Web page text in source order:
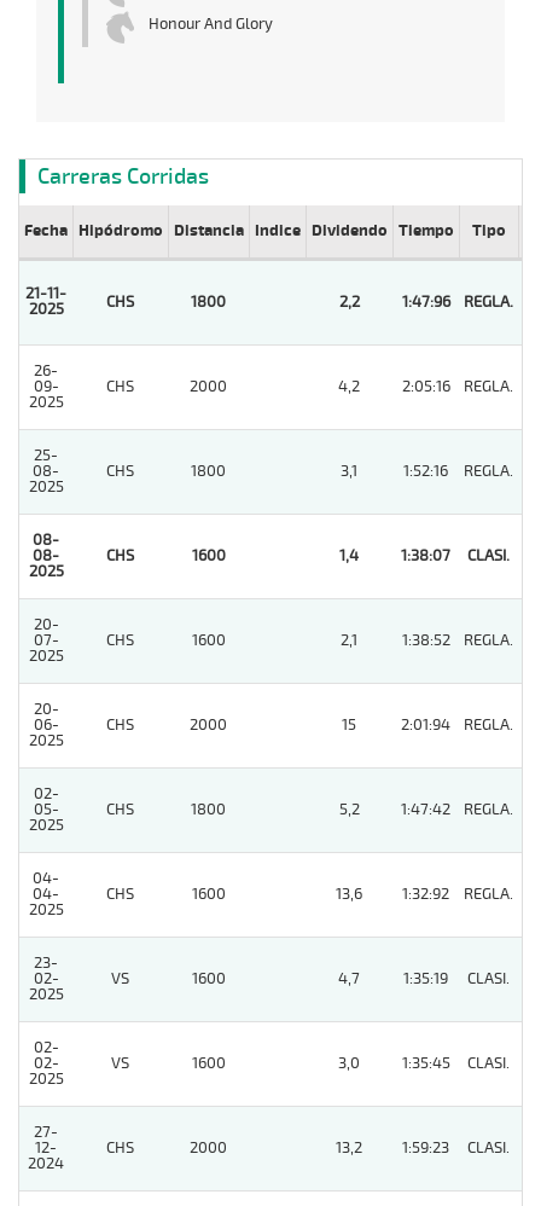
Honour And Glory
Carreras Corridas
Fecha Hipódromo Distancia Indice Dividendo Tiempo Tipo
21-11-
2025
CHS 1800 2,2 1:47:96 REGLA.
26-
09-
2025
CHS 2000 4,2 2:05:16 REGLA.
25-
08-
2025
CHS 1800 3,1 1:52:16 REGLA.
08-
08-
2025
CHS 1600 1,4 1:38:07 CLASI.
20-
07-
2025
CHS 1600 2,1 1:38:52 REGLA.
20-
06-
2025
CHS 2000 15 2:01:94 REGLA.
02-
05-
2025
CHS 1800 5,2 1:47:42 REGLA.
04-
04-
2025
CHS 1600 13,6 1:32:92 REGLA.
23-
02-
2025
VS 1600 4,7 1:35:19 CLASI.
02-
02-
2025
VS 1600 3,0 1:35:45 CLASI.
27-
12-
2024
CHS 2000 13,2 1:59:23 CLASI.